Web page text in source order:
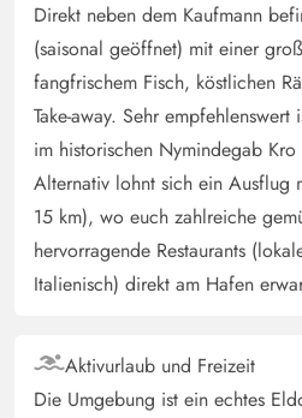
Direkt neben dem Kaufmann
(saisonal geöffnet) mit einer
fangfrischem Fisch, köstlichen
Take-away. Sehr
im historischen Nymindegab
Alternativ lohnt sich ein Ausflug
15 km), wo euch zahlreiche
hervorragende Restaurants
Italienisch) direkt am Hafen
Aktivurlaub und Freizeit
Die Umgebung ist ein echtes